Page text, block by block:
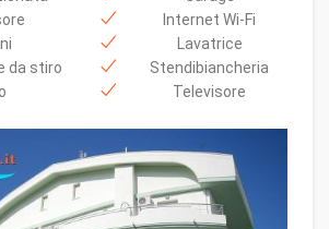
da stiro
Internet Wi-Fi
Lavatrice
Stendibiancheria
Televisore